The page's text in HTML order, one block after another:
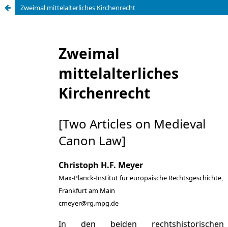
Zweimal mittelalterliches Kirchenrecht